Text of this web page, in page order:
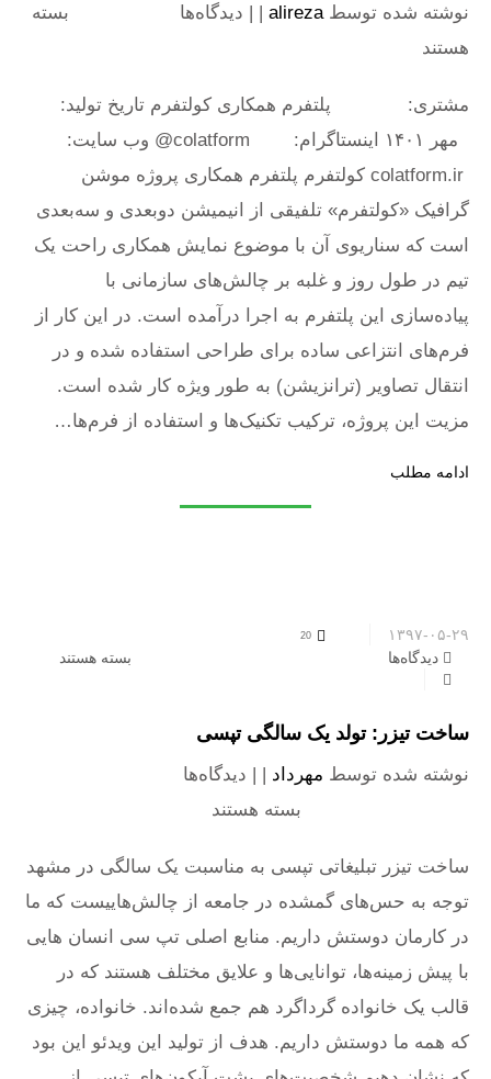
نوشته شده توسطalireza
| | دیدگاه‌هابرای کولتفرم
بسته
هستند
مشتری: پلتفرم همکاری کولتفرم تاریخ تولید:
مهر ۱۴۰۱ اینستاگرام: colatform@ وب سایت:
colatform.ir کولتفرم پلتفرم همکاری پروژه موشن
گرافیک «کولتفرم» تلفیقی از انیمیشن دوبعدی و سه‌بعدی
است که سناریوی آن با موضوع نمایش همکاری راحت یک
تیم در طول روز و غلبه بر چالش‌های سازمانی با
پیاده‌سازی این پلتفرم به اجرا درآمده است. در این کار از
فرم‌های انتزاعی ساده برای طراحی استفاده شده و در
انتقال تصاویر (ترانزیشن) به طور ویژه کار شده است.
مزیت این پروژه، ترکیب تکنیک‌ها و استفاده از فرم‌ها…
ادامه مطلب
۱۳۹۷-۰۵-۲۹
دیدگاه‌هابرای ساخت تیزر: تولد یک سالگی تپسی بسته هستند
ساخت تیزر: تولد یک سالگی تپسی
نوشته شده توسطمهرداد| | دیدگاه‌هابرای ساخت تیزر:
بسته هستند
ساخت تیزر تبلیغاتی تپسی به مناسبت یک سالگی در مشهد
توجه به حس‌های گمشده در جامعه از چالش‌هاییست که ما
در کارمان دوستش داریم. منابع اصلی تپ سی انسان هایی
با پیش زمینه‌ها، توانایی‌ها و علایق مختلف هستند که در
قالب یک خانواده گرداگرد هم جمع شده‌اند. خانواده، چیزی
که همه ما دوستش داریم. هدف از تولید این ویدئو این بود